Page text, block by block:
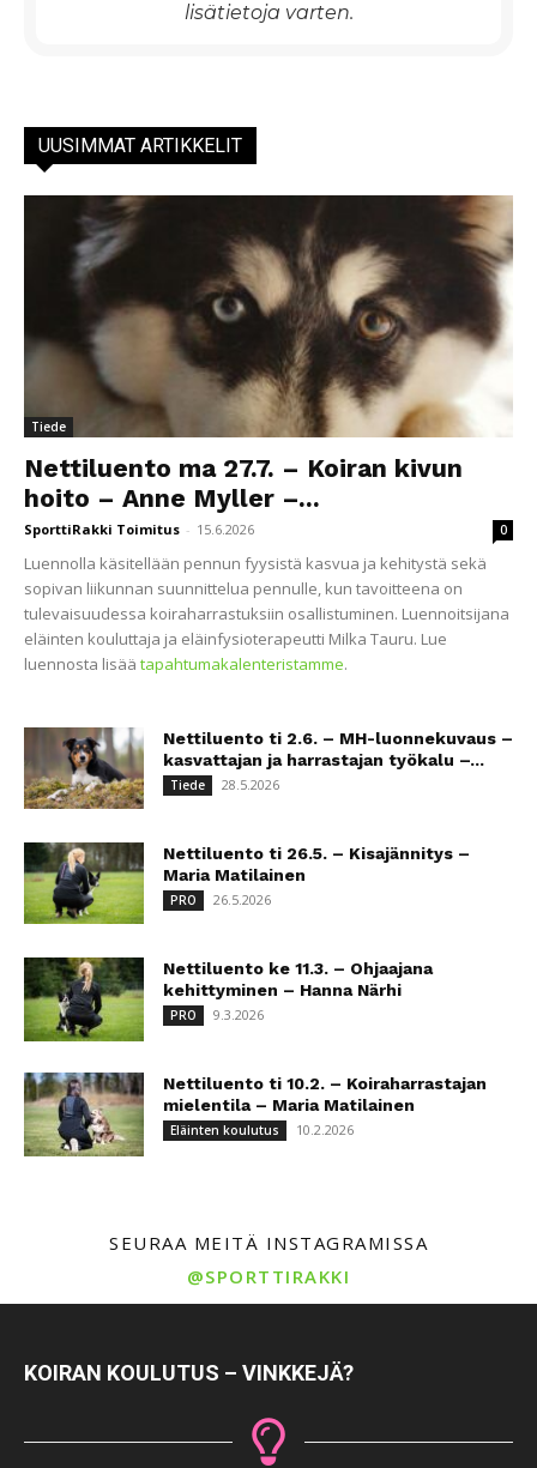
lisätietoja varten.
UUSIMMAT ARTIKKELIT
Tiede
Nettiluento ma 27.7. – Koiran kivun
hoito – Anne Myller –...
SporttiRakki Toimitus - 15.6.2026 0
Luennolla käsitellään pennun fyysistä kasvua ja kehitystä sekä
sopivan liikunnan suunnittelua pennulle, kun tavoitteena on
tulevaisuudessa koiraharrastuksiin osallistuminen. Luennoitsijana
eläinten kouluttaja ja eläinfysioterapeutti Milka Tauru. Lue
luennosta lisää tapahtumakalenteristamme.
Nettiluento ti 2.6. – MH-luonnekuvaus –
kasvattajan ja harrastajan työkalu –...
Tiede 28.5.2026
Nettiluento ti 26.5. – Kisajännitys –
Maria Matilainen
PRO 26.5.2026
Nettiluento ke 11.3. – Ohjaajana
kehittyminen – Hanna Närhi
PRO 9.3.2026
Nettiluento ti 10.2. – Koiraharrastajan
mielentila – Maria Matilainen
Eläinten koulutus 10.2.2026
SEURAA MEITÄ INSTAGRAMISSA
@SPORTTIRAKKI
KOIRAN KOULUTUS – VINKKEJÄ?